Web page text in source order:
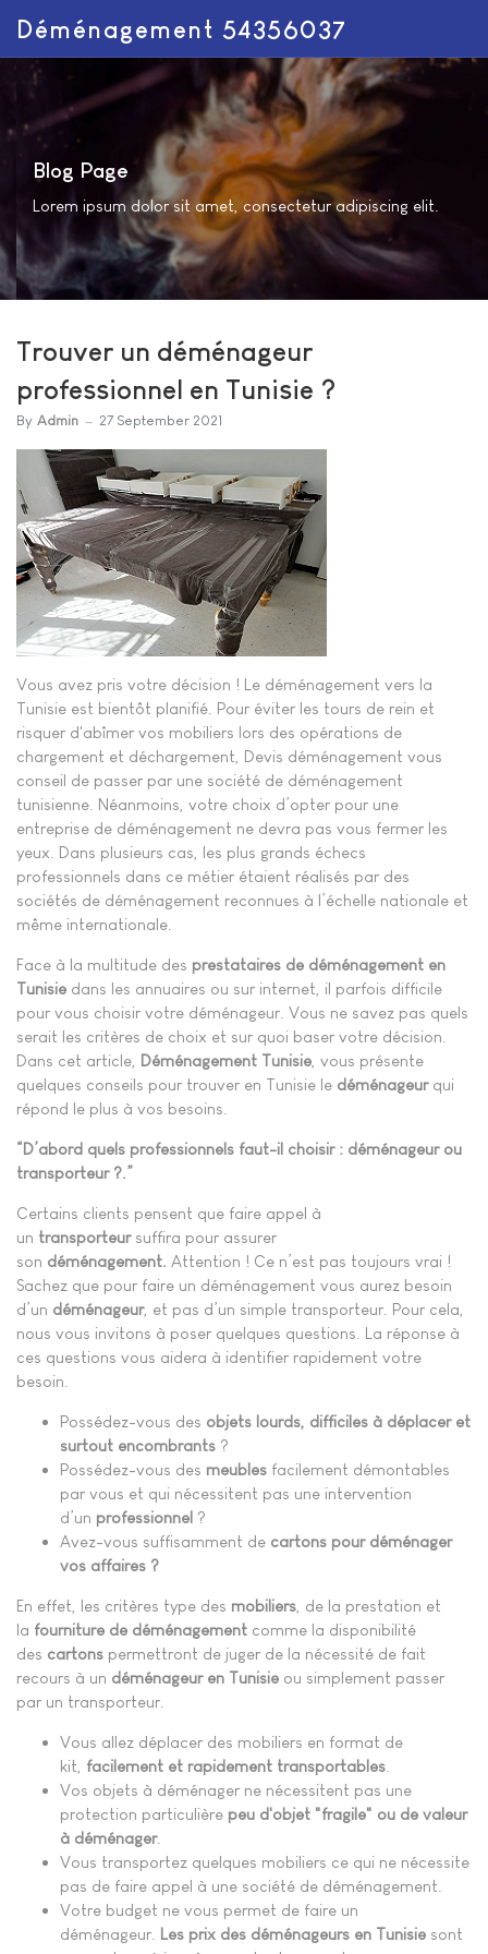
Déménagement 54356037
Blog Page
Lorem ipsum dolor sit amet, consectetur adipiscing elit.
Trouver un déménageur
professionnel en Tunisie ?
By Admin 27 September 2021
Vous avez pris votre décision ! Le déménagement vers la
Tunisie est bientôt planifié. Pour éviter les tours de rein et
risquer d'abîmer vos mobiliers lors des opérations de
chargement et déchargement, Devis déménagement vous
conseil de passer par une société de déménagement
tunisienne. Néanmoins, votre choix d’opter pour une
entreprise de déménagement ne devra pas vous fermer les
yeux. Dans plusieurs cas, les plus grands échecs
professionnels dans ce métier étaient réalisés par des
sociétés de déménagement reconnues à l’échelle nationale et
même internationale.
Face à la multitude des prestataires de déménagement en
Tunisie dans les annuaires ou sur internet, il parfois difficile
pour vous choisir votre déménageur. Vous ne savez pas quels
serait les critères de choix et sur quoi baser votre décision.
Dans cet article, Déménagement Tunisie , vous présente
quelques conseils pour trouver en Tunisie le déménageurqui
répond le plus à vos besoins.
“D’abord quels professionnels faut-il choisir : déménageur ou
transporteur ?.”
Certains clients pensent que faire appel à
un transporteursuffira pour assurer
son déménagement. Attention ! Ce n’est pas toujours vrai !
Sachez que pour faire un déménagement vous aurez besoin
d’un déménageur, et pas d’un simple transporteur. Pour cela,
nous vous invitons à poser quelques questions. La réponse à
ces questions vous aidera à identifier rapidement votre
besoin.
Possédez-vous des objets lourds, difficiles à déplacer et
surtout encombrants ?
Possédez-vous des meubles facilement démontables
par vous et qui nécessitent pas une intervention
d’un professionnel ?
Avez-vous suffisamment de cartons pour déménager
vos affaires ?
En effet, les critères type des mobiliers , de la prestation et
la fourniture de déménagement comme la disponibilité
des cartons permettront de juger de la nécessité de fait
recours à un déménageur en Tunisie ou simplement passer
par un transporteur.
Vous allez déplacer des mobiliers en format de
kit, facilement et rapidement transportables
Vos objets à déménager ne nécessitent pas une
protection particulière peu d'objet "fragile" ou de valeur
à déménager.
Vous transportez quelques mobiliers ce qui ne nécessite
pas de faire appel à une société de déménagement.
Votre budget ne vous permet de faire un
déménageur. Les prix des déménageurs en Tunisie sont